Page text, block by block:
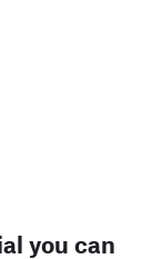
you can